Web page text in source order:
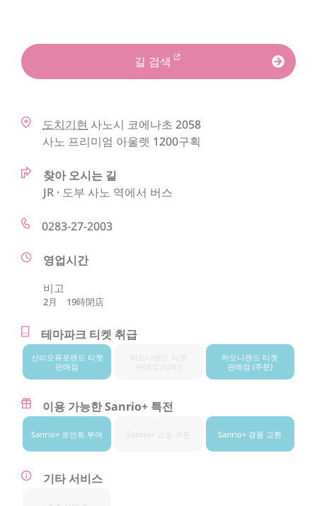
길 검색
도치기현 사노시 코에나초 2058
사노 프리미엄 아울렛 1200구획
찾아 오시는 길
JR · 도부 사노 역에서 버스
0283-27-2003
영업시간
비고
2月 19時閉店
테마파크 티켓 취급
산리오퓨로랜드 티켓
판매점
하모니랜드 티켓
판매점 (상비)
하모니랜드 티켓
판매점 (주문)
이용 가능한 Sanrio+ 특전
Sanrio+ 포인트 부여 Sanrio+ 쇼핑 쿠폰 Sanrio+ 경품 교환
기타 서비스